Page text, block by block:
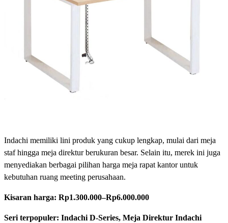
Indachi memiliki lini produk yang cukup lengkap, mulai dari meja
staf hingga meja direktur berukuran besar. Selain itu, merek ini juga
menyediakan berbagai pilihan harga meja rapat kantor untuk
kebutuhan ruang meeting perusahaan.
Kisaran harga: Rp1.300.000–Rp6.000.000
Seri terpopuler: Indachi D-Series, Meja Direktur Indachi